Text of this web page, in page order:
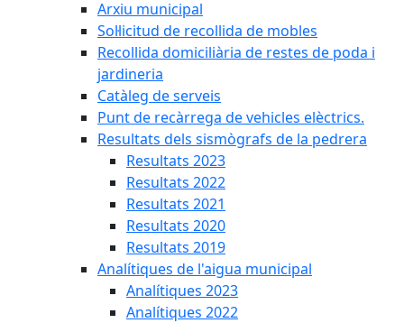
Arxiu municipal
Sol·licitud de recollida de mobles
Recollida domiciliària de restes de poda i
jardineria
Catàleg de serveis
Punt de recàrrega de vehicles elèctrics.
Resultats dels sismògrafs de la pedrera
Resultats 2023
Resultats 2022
Resultats 2021
Resultats 2020
Resultats 2019
Analítiques de l'aigua municipal
Analítiques 2023
Analítiques 2022